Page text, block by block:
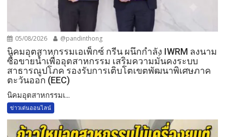
05/08/2026 @pandinthong
​นิคมอุตสาหกรรมเอเพ็กซ์ กรีน ผนึกกำลัง IWRM ลงนาม
ซื้อขายน้ำเพื่ออุตสาหกรรม เสริมความมั่นคงระบบ
สาธารณูปโภค รองรับการเติบโตเขตพัฒนาพิเศษภาค
ตะวันออก (EEC)
​นิคมอุตสาหกรรมเ...
ข่าวเด่นออนไลน์